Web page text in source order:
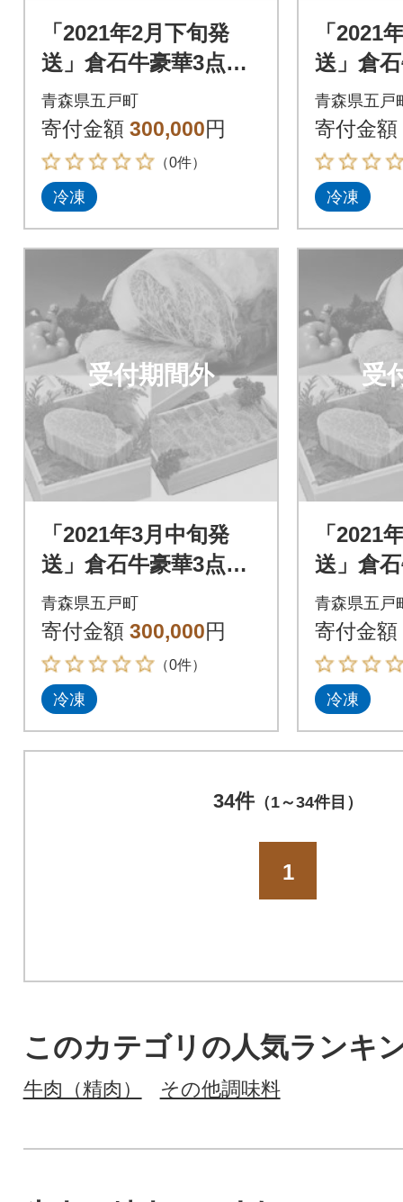
「2021年2月下旬発
送」倉石牛豪華3点セ
ット
青森県五戸町
寄付金額 300,000円
（0件）
冷凍
「2021
送」倉
ット
青森県五戸
寄付金額
冷凍
受付期間外
「2021年3月中旬発
送」倉石牛豪華3点セ
ット
青森県五戸町
寄付金額 300,000円
（0件）
冷凍
受
「2021
送」倉
ット
青森県五戸
寄付金額
冷凍
34件（1～34件目）
1
このカテゴリの人気ランキ
牛肉（精肉） その他調味料